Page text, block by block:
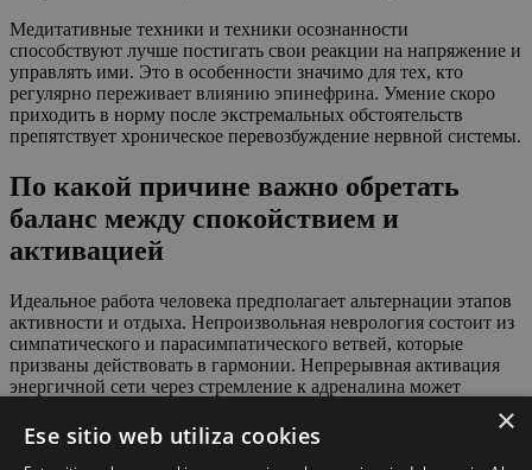
Медитативные техники и техники осознанности
способствуют лучше постигать свои реакции на напряжение и
управлять ими. Это в особенности значимо для тех, кто
регулярно переживает влиянию эпинефрина. Умение скоро
приходить в норму после экстремальных обстоятельств
препятствует хроническое перевозбуждение нервной системы.
По какой причине важно обретать
баланс между спокойствием и
активацией
Идеальное работа человека предполагает альтернации этапов
активности и отдыха. Непроизвольная неврология состоит из
симпатического и парасимпатического ветвей, которые
призваны действовать в гармонии. Непрерывная активация
энергичной сети через стремление к адреналина может
Постоянный стресс, даже если он воспринимается как
×
Ese sitio web utiliza cookies